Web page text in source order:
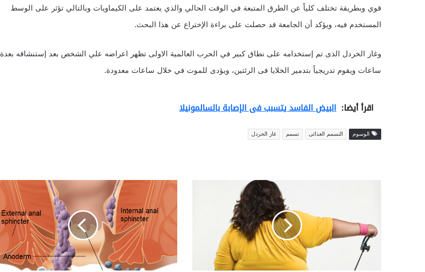
قوي وبطريقة تختلف كلياً عن الطرق المتبعة في الوقت الحالي والذي يعتمد على الكيماويات وبالتالي تؤثر على الوسط
المستخدم فيه، ويؤكد أن الجامعة قد حصلت على براءة الإختراع عن هذا البحث.
وغاز الخردل الذى تم إستخدامه على نطاق كبير في الحرب العالمية الاولى تظهر اعراضه علي الشخص بعد إستنشاقه بعدة
ساعات ويقوم تدريجياً بتدمير الخلايا فى الرئتين، ويؤدى للموت في خلال ساعات معدودة.
اقرأ أيضا: البيض الفاسد يتسبب فى الإصابة بالسالمونيلا
الوسوم التسمم الغذائى تسمم غاز الخردل
ك
ب
ا
س
ي
ر